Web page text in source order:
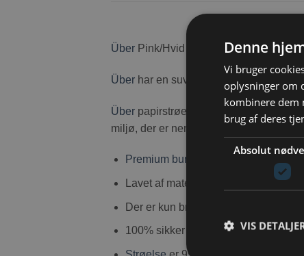
Über Pink/Hvid med bedste sugeevne.
Über har en suveræn lugtkontrol. Det
Über papirstrøelse er miljøvenligt og
miljø, der er nemt at holde rent.
Premium bundlags strøelse,
Lavet af materialer, der ikke
Der er kun brugt nye, spise kvalitets
100% sikker og naturlig
Denne
Vi bruger
oplysninger om
kombinere dem
brug af deres
Absolut
VIS